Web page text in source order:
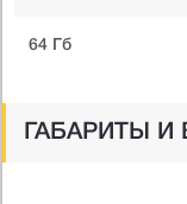
64 Гб
ГАБАРИТЫ И